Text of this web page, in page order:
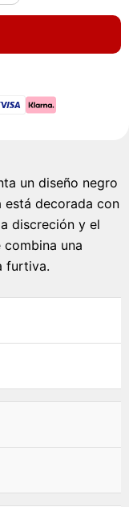
un diseño negro
está decorada con
discreción y el
una
furtiva.